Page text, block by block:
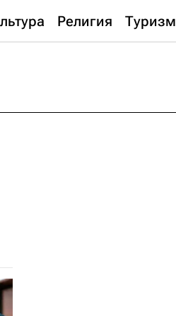
Религия Туризм